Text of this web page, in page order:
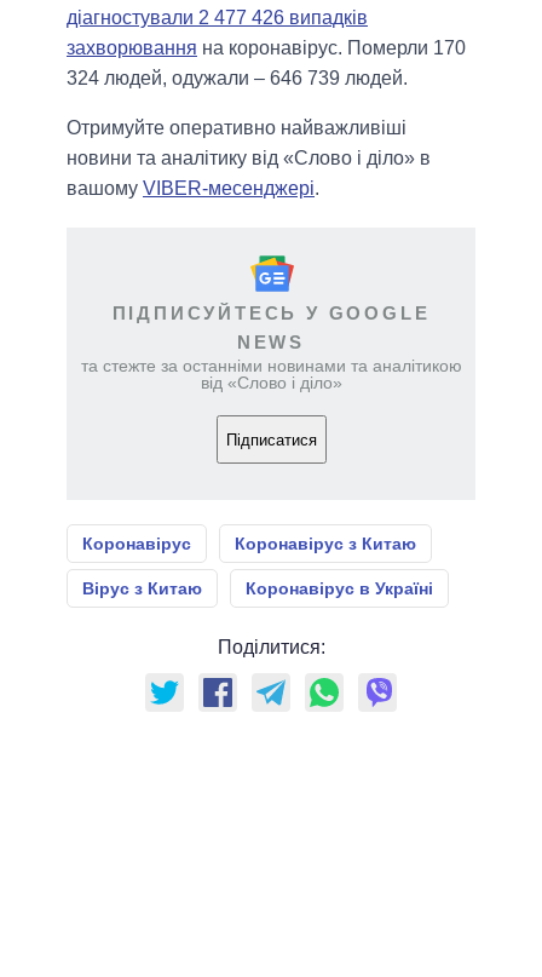
діагностували 2 477 426 випадків
захворювання на коронавірус. Померли 170
324 людей, одужали – 646 739 людей.
Отримуйте оперативно найважливіші
новини та аналітику від «Слово і діло» в
вашому VIBER-месенджері.
ПІДПИСУЙТЕСЬ У GOOGLE
NEWS
та стежте за останніми новинами та аналітикою
від «Слово і діло»
Підписатися
Коронавірус Коронавірус з Китаю
Вірус з Китаю Коронавірус в Україні
Поділитися: